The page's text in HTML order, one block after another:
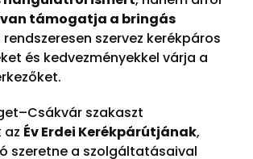
támogatja a bringás
rendszeresen szervez kerékpáros
és kedvezményekkel várja a
szakaszt
Év Erdei Kerékpárútjának,
szeretne a szolgáltatásaival